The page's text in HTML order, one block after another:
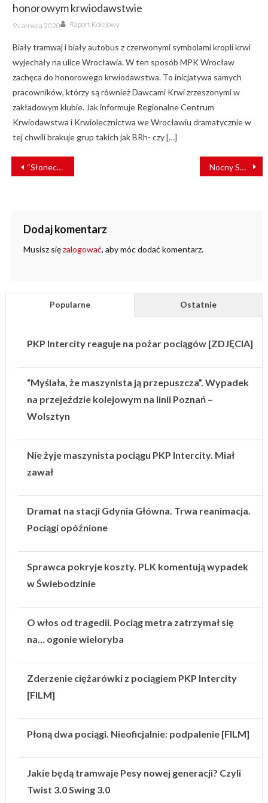
honorowym krwiodawstwie
Posted
on
9 czerwca 2020 Author
Raport Kolejowy
Biały tramwaj i biały autobus z czerwonymi symbolami kropli krwi
wyjechały na ulice Wrocławia. W ten sposób MPK Wrocław
zachęca do honorowego krwiodawstwa. To inicjatywa samych
pracowników, którzy są również Dawcami Krwi zrzeszonymi w
zakładowym klubie. Jak informuje Regionalne Centrum
Krwiodawstwa i Krwiolecznictwa we Wrocławiu dramatycznie w
tej chwili brakuje grup takich jak BRh- czy […]
NAWIGACJA
WPISU
“Słoneczny” wraca na tory! Wiemy, kiedy pierwszy przejazd Nocny Super Sprinter i połączenia do Karpacza. KD prezentują nowy rozkład jazdy
Dodaj komentarz
Musisz sięzalogować, aby móc dodać komentarz.
Popularne Ostatnie
PKP Intercity reaguje na pożar pociągów [ZDJĘCIA]
“Myślała, że maszynista ją przepuszcza”. Wypadek
na przejeździe kolejowym na linii Poznań –
Wolsztyn
Nie żyje maszynista pociągu PKP Intercity. Miał
zawał
Dramat na stacji Gdynia Główna. Trwa reanimacja.
Pociągi opóźnione
Sprawca pokryje koszty. PLK komentują wypadek
w Świebodzinie
O włos od tragedii. Pociąg metra zatrzymał się
na… ogonie wieloryba
Zderzenie ciężarówki z pociągiem PKP Intercity
[FILM]
Płoną dwa pociągi. Nieoficjalnie: podpalenie [FILM]
Jakie będą tramwaje Pesy nowej generacji? Czyli
Twist 3.0 Swing 3.0